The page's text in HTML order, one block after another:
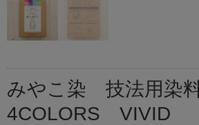
みやこ染 技法用染
4COLORS VIVID